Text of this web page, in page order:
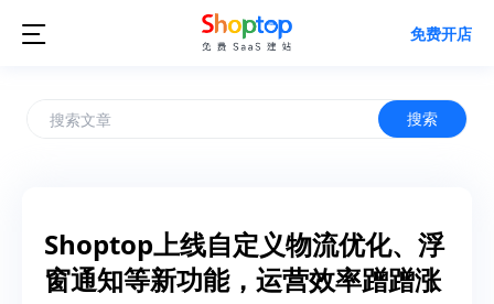
 免费开店
搜索
Shoptop上线自定义物流优化、浮
窗通知等新功能，运营效率蹭蹭涨